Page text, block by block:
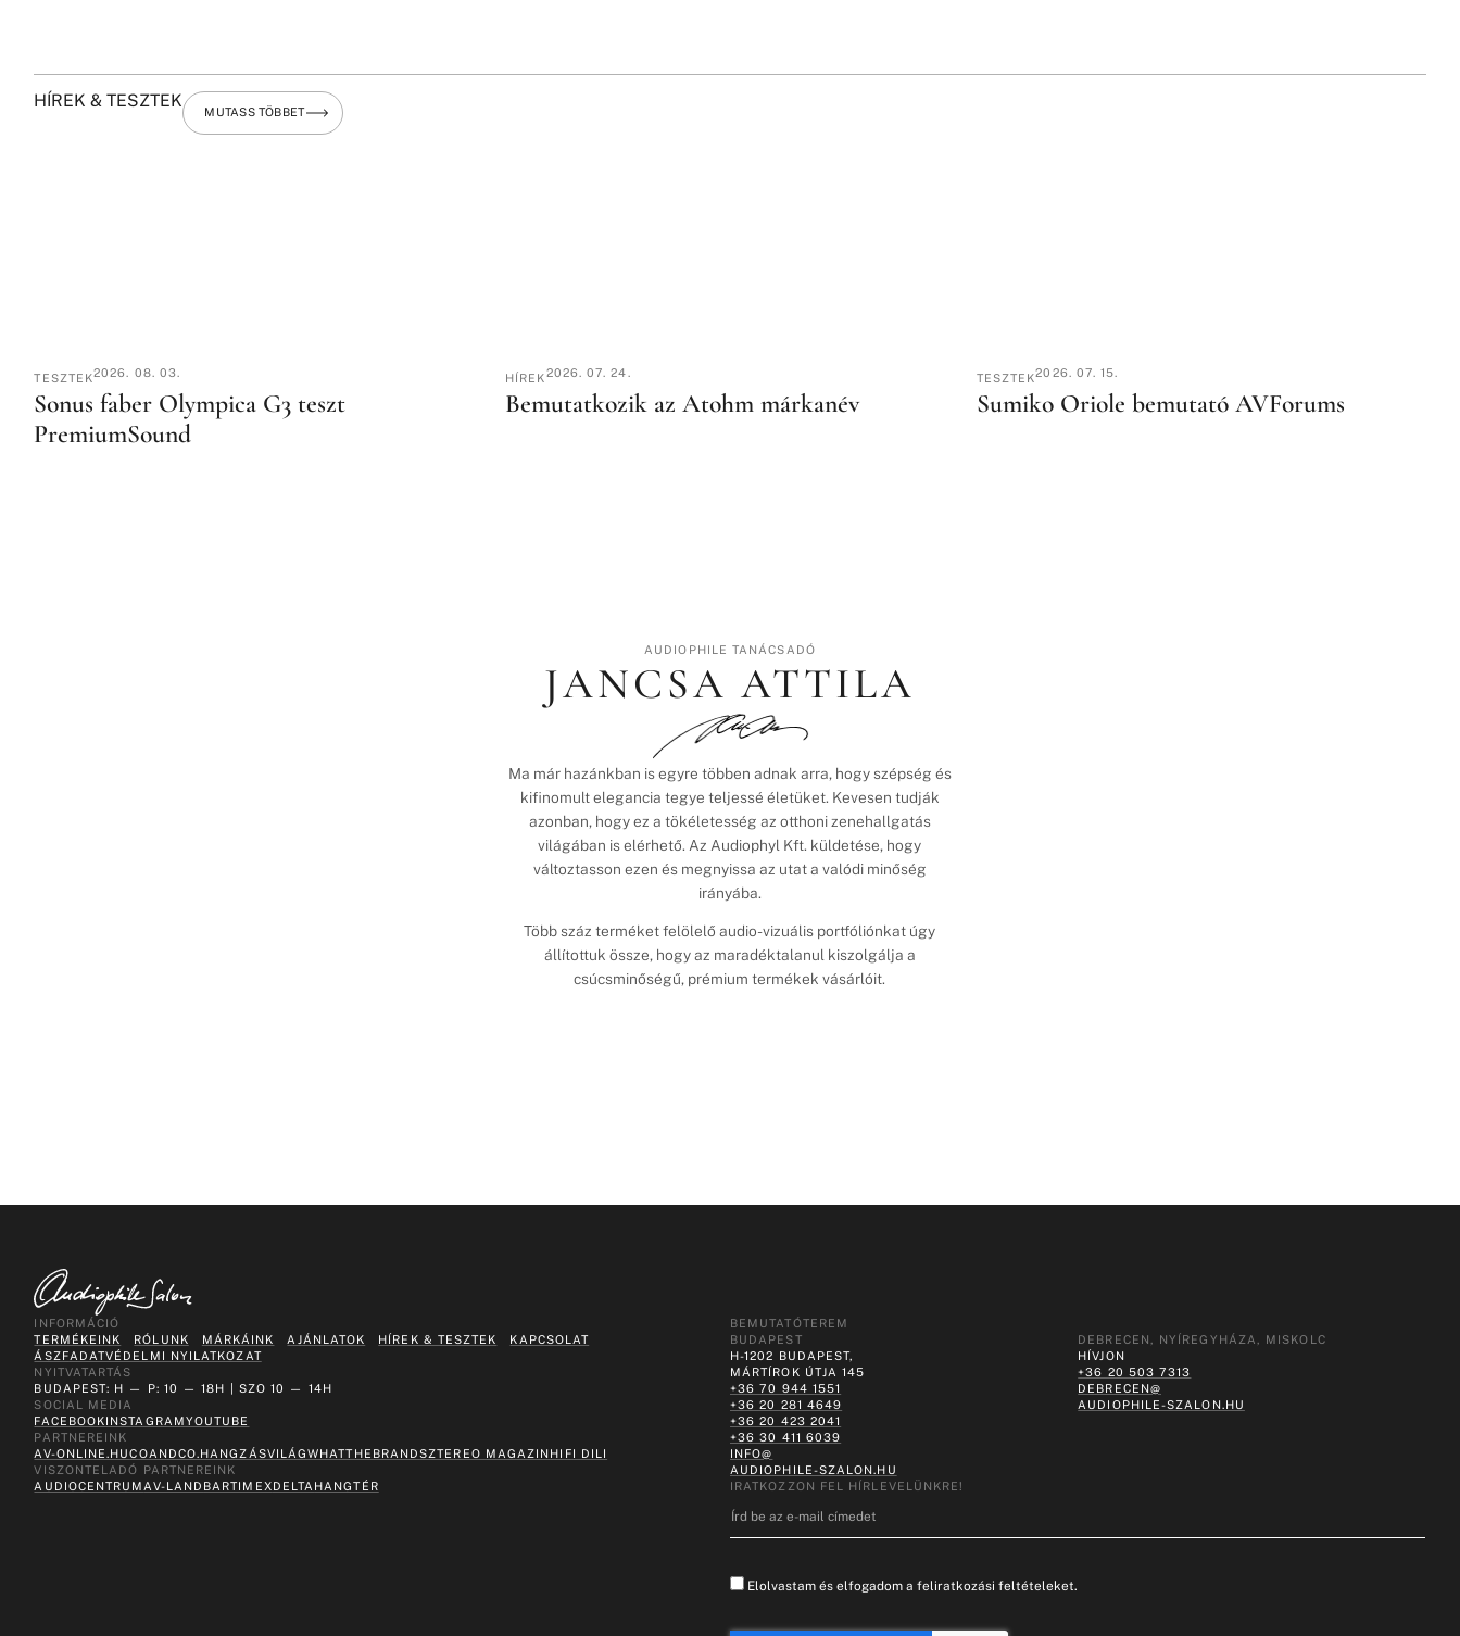
HÍREK & TESZTEK
MUTASS TÖBBET
TESZTEK2026. 08. 03.
Sonus faber Olympica G3 teszt
PremiumSound
HÍREK2026. 07. 24.
Bemutatkozik az Atohm márkanév
TESZTEK2026. 07. 15.
Sumiko Oriole bemutató AVForums
AUDIOPHILE TANÁCSADÓ
JANCSA ATTILA
Ma már hazánkban is egyre többen adnak arra, hogy szépség és
kifinomult elegancia tegye teljessé életüket. Kevesen tudják
azonban, hogy ez a tökéletesség az otthoni zenehallgatás
világában is elérhető. Az Audiophyl Kft. küldetése, hogy
változtasson ezen és megnyissa az utat a valódi minőség
irányába.
Több száz terméket felölelő audio-vizuális portfóliónkat úgy
állítottuk össze, hogy az maradéktalanul kiszolgálja a
csúcsminőségű, prémium termékek vásárlóit.
INFORMÁCIÓ
TERMÉKEINK
RÓLUNK MÁRKÁINK AJÁNLATOK HÍREK & TESZTEK
KAPCSOLAT
ÁSZFADATVÉDELMI NYILATKOZAT
NYITVATARTÁS
BUDAPEST: H — P: 10 — 18H | SZO 10 — 14H
SOCIAL MEDIA
FACEBOOKINSTAGRAMYOUTUBE
PARTNEREINK
AV-ONLINE.HUCOANDCO.HANGZÁSVILÁGWHATTHEBRANDSZTEREO MAGAZIN HIFI DILI
VISZONTELADÓ PARTNEREINK
AUDIOCENTRUMAV-LAND BARTIMEXDELTA HANGTÉR
BEMUTATÓTEREM
BUDAPEST
H-1202 BUDAPEST,
MÁRTÍROK ÚTJA 145
+36 70 944 1551
+36 20 281 4649
+36 20 423 2041
+36 30 411 6039
INFO@
AUDIOPHILE-SZALON.HU
DEBRECEN, NYÍREGYHÁZA, MISKOLC
HÍVJON
+36 20 503 7313
DEBRECEN@
AUDIOPHILE-SZALON.HU
IRATKOZZON FEL HÍRLEVELÜNKRE!
Elolvastam és elfogadom a feliratkozási feltételeket.